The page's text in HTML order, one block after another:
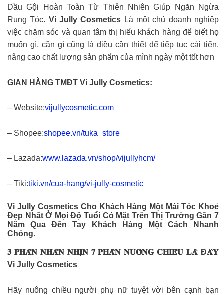
Dầu Gội Hoàn Toàn Từ Thiên Nhiên Giúp Ngăn Ngừa
Rụng Tóc. Vi Jully Cosmetics Là một chủ doanh nghiệp
việc chăm sóc và quan tâm thị hiếu khách hàng để biết họ
muốn gì, cần gì cũng là điều cần thiết để tiếp tục cải tiến,
nâng cao chất lượng sản phẩm của mình ngày một tốt hơn
GIAN HÀNG TMĐT Vi Jully Cosmetics:
– Website:vijullycosmetic.com
– Shopee:shopee.vn/tuka_store
– Lazada:www.lazada.vn/shop/vijullyhcm/
– Tiki:tiki.vn/cua-hang/vi-jully-cosmetic
Vi Jully Cosmetics Cho Khách Hàng Một Mái Tóc Khoẻ
Đẹp Nhất Ở Mọi Độ Tuổi Có Mặt Trên Thị Trường Gần 7
Năm Qua Đến Tay Khách Hàng Một Cách Nhanh
Chóng.
𝟑 𝐏𝐇𝐀̂̀𝐍 𝐍𝐇𝐀̂̃𝐍 𝐍𝐇𝐈̣𝐍 𝟕 𝐏𝐇𝐀̂̀𝐍 𝐍𝐔𝐎̂𝐍𝐆 𝐂𝐇𝐈𝐄̂̀𝐔 𝐋𝐀̀ Đ𝐀̂𝐘
Vi Jully Cosmetics
Hãy nuông chiều người phụ nữ tuyệt vời bên cạnh bạn